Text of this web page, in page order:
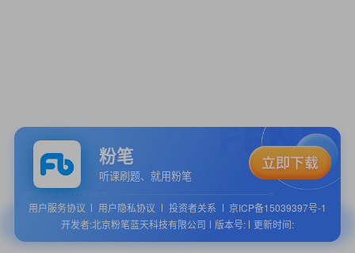
粉笔
听课刷题、就用粉笔
用户服务协议 用户隐私协议 投资者关系
京ICP备15039397号-1
开发者:北京粉笔蓝天科技有限公司
版本号: 更新时间: